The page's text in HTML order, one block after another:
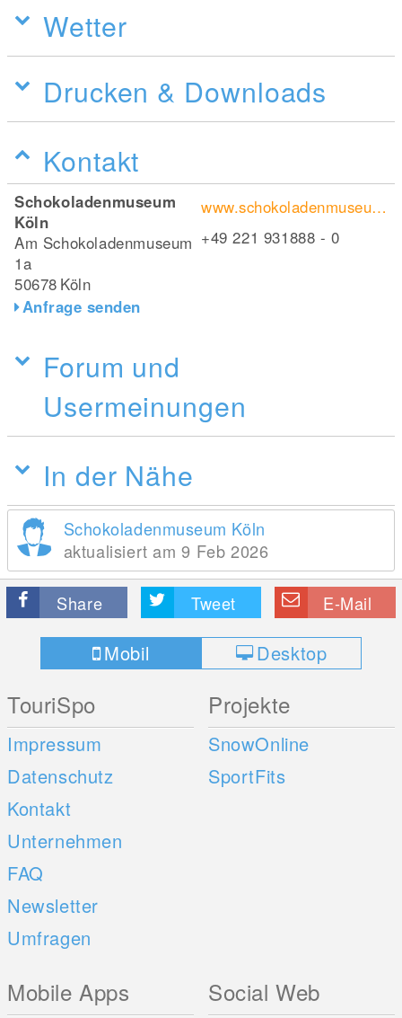
Wetter
Drucken & Downloads
Kontakt
Schokoladenmuseum
Köln
Am Schokoladenmuseum
1a
50678 Köln
Anfrage senden
www.schokoladenmuseum.de/
+49 221 931888 - 0
Forum und
Usermeinungen
In der Nähe
Schokoladenmuseum Köln
aktualisiert am 9 Feb 2026
Share Tweet E-Mail
Mobil Desktop
TouriSpo
Impressum
Datenschutz
Kontakt
Unternehmen
FAQ
Newsletter
Umfragen
Projekte
SnowOnline
SportFits
Mobile Apps Social Web